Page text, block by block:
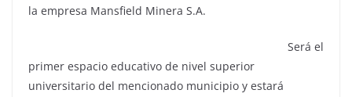
la empresa Mansfield Minera S.A.
Será el
primer espacio educativo de nivel superior
universitario del mencionado municipio y estará